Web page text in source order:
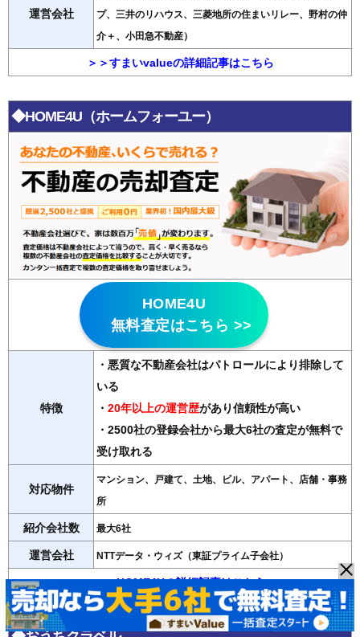
運営会社
プ、三井のリハウス、三菱地所の住まいリレー、野村の仲
介＋、小田急不動産）
＞＞すまいvalueの詳細記事はこちら
◆HOME4U（ホームフォーユー）
HOME4U
無料査定はこちら >>
特徴
・悪質な不動産会社はパトロールにより排除して
いる
・ 20年以上の運営歴があり信頼性が高い
・2500社の登録会社から最大6社の査定が無料で
受け取れる
対応物件
マンション、戸建て、土地、ビル、アパート、店舗・事務
所
紹介会社数 最大6社
運営会社 NTTデータ・ウィズ（東証プライム子会社）
＞＞HOME4Uの詳細記事はこちら